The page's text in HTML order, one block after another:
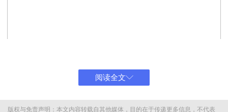
阅读全文
版权与免责声明：本文内容转载自其他媒体，目的在于传递更多信息，不代表